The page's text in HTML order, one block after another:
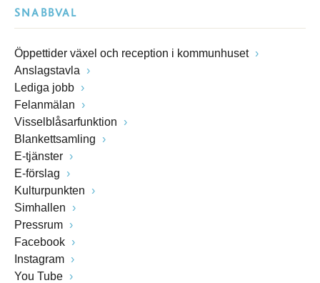
SNABBVAL
Öppettider växel och reception i kommunhuset
Anslagstavla
Lediga jobb
Felanmälan
Visselblåsarfunktion
Blankettsamling
E-tjänster
E-förslag
Kulturpunkten
Simhallen
Pressrum
Facebook
Instagram
You Tube